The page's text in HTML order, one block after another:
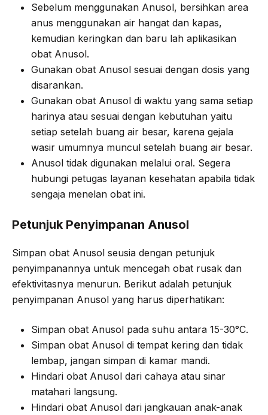
Sebelum menggunakan Anusol, bersihkan area
anus menggunakan air hangat dan kapas,
kemudian keringkan dan baru lah aplikasikan
obat Anusol.
Gunakan obat Anusol sesuai dengan dosis yang
disarankan.
Gunakan obat Anusol di waktu yang sama setiap
harinya atau sesuai dengan kebutuhan yaitu
setiap setelah buang air besar, karena gejala
wasir umumnya muncul setelah buang air besar.
Anusol tidak digunakan melalui oral. Segera
hubungi petugas layanan kesehatan apabila tidak
sengaja menelan obat ini.
Petunjuk Penyimpanan Anusol
Simpan obat Anusol seusia dengan petunjuk
penyimpanannya untuk mencegah obat rusak dan
efektivitasnya menurun. Berikut adalah petunjuk
penyimpanan Anusol yang harus diperhatikan:
Simpan obat Anusol pada suhu antara 15-30°C.
Simpan obat Anusol di tempat kering dan tidak
lembap, jangan simpan di kamar mandi.
Hindari obat Anusol dari cahaya atau sinar
matahari langsung.
Hindari obat Anusol dari jangkauan anak-anak